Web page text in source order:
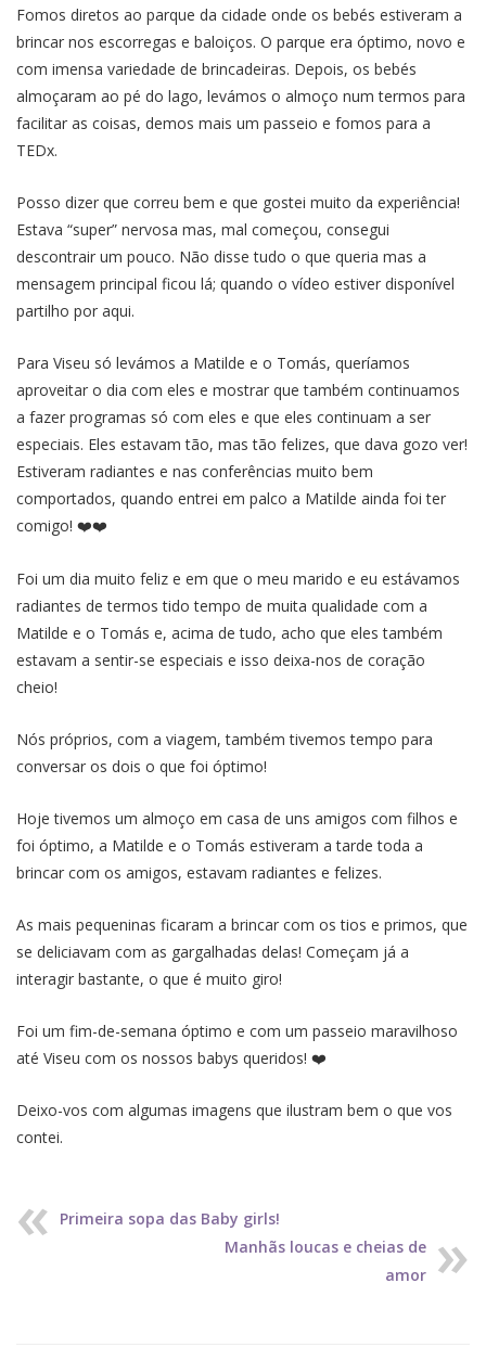
Fomos diretos ao parque da cidade onde os bebés estiveram a
brincar nos escorregas e baloiços. O parque era óptimo, novo e
com imensa variedade de brincadeiras. Depois, os bebés
almoçaram ao pé do lago, levámos o almoço num termos para
facilitar as coisas, demos mais um passeio e fomos para a
TEDx.
Posso dizer que correu bem e que gostei muito da experiência!
Estava “super” nervosa mas, mal começou, consegui
descontrair um pouco. Não disse tudo o que queria mas a
mensagem principal ficou lá; quando o vídeo estiver disponível
partilho por aqui.
Para Viseu só levámos a Matilde e o Tomás, queríamos
aproveitar o dia com eles e mostrar que também continuamos
a fazer programas só com eles e que eles continuam a ser
especiais. Eles estavam tão, mas tão felizes, que dava gozo ver!
Estiveram radiantes e nas conferências muito bem
comportados, quando entrei em palco a Matilde ainda foi ter
comigo! ❤️❤️
Foi um dia muito feliz e em que o meu marido e eu estávamos
radiantes de termos tido tempo de muita qualidade com a
Matilde e o Tomás e, acima de tudo, acho que eles também
estavam a sentir-se especiais e isso deixa-nos de coração
cheio!
Nós próprios, com a viagem, também tivemos tempo para
conversar os dois o que foi óptimo!
Hoje tivemos um almoço em casa de uns amigos com filhos e
foi óptimo, a Matilde e o Tomás estiveram a tarde toda a
brincar com os amigos, estavam radiantes e felizes.
As mais pequeninas ficaram a brincar com os tios e primos, que
se deliciavam com as gargalhadas delas! Começam já a
interagir bastante, o que é muito giro!
Foi um fim-de-semana óptimo e com um passeio maravilhoso
até Viseu com os nossos babys queridos! ❤️
Deixo-vos com algumas imagens que ilustram bem o que vos
contei.
Primeira sopa das Baby girls!
Manhãs loucas e cheias de
amor